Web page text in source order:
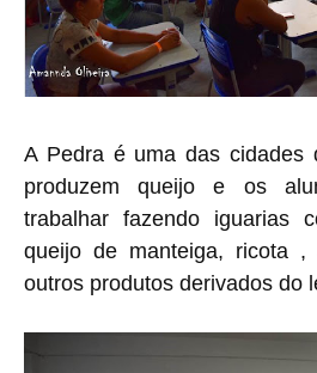
A Pedra é uma das cidades
produzem queijo e os
trabalhar fazendo iguarias
queijo de manteiga, ricota
outros produtos derivados do